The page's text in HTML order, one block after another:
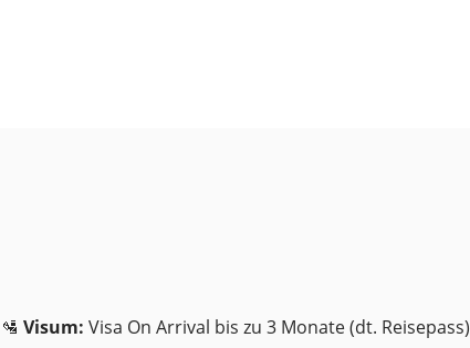
🛂 Visum: Visa On Arrival bis zu 3 Monate (dt. Reisepass)